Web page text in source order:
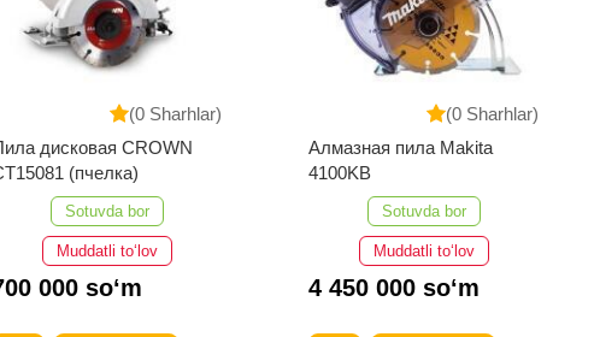
(0 Sharhlar)
дисковая CROWN
(пчелка)
Sotuvda bor
Muddatli to‘lov
000 so‘m
(0 Sharhlar)
Алмазная пила Makita
4100KB
Sotuvda bor
Muddatli to‘lov
4 450 000 so‘m